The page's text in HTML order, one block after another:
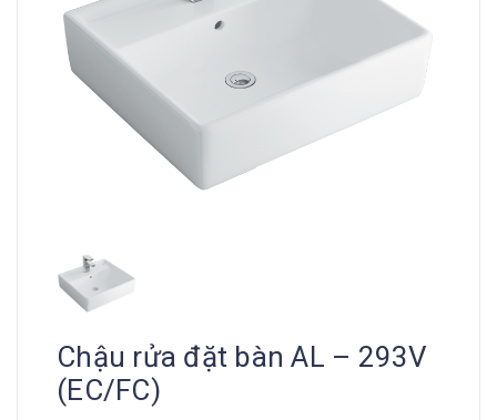
Chậu rửa đặt bàn AL – 293V
(EC/FC)